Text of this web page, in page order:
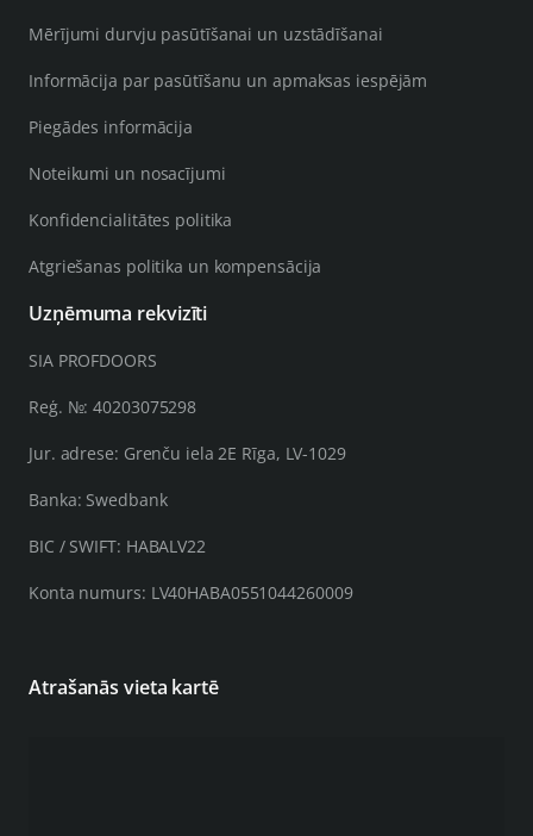
Mērījumi durvju pasūtīšanai un uzstādīšanai
Informācija par pasūtīšanu un apmaksas iespējām
Piegādes informācija
Noteikumi un nosacījumi
Konfidencialitātes politika
Atgriešanas politika un kompensācija
Uzņēmuma rekvizīti
SIA PROFDOORS
Reģ. №: 40203075298
Jur. adrese: Grenču iela 2E Rīga, LV-1029
Banka: Swedbank
BIC / SWIFT: HABALV22
Konta numurs: LV40HABA0551044260009
Atrašanās vieta kartē